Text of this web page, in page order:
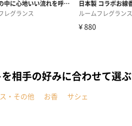
相手の好みに合わせて選ぶ
・その他 お香 サシェ